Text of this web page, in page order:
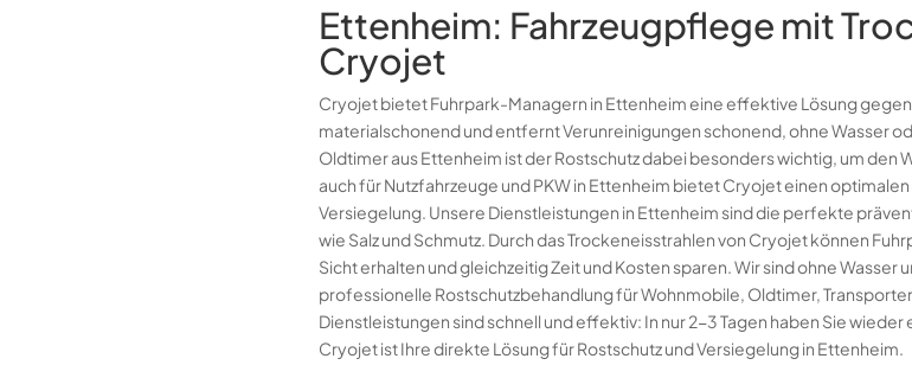
Ettenheim: Fahrzeugpflege mit
Cryojet
Cryojet bietet Fuhrpark-Managern in Ettenheim eine effektive Lösung
materialschonend und entfernt Verunreinigungen schonend, ohne Wasser
Oldtimer aus Ettenheim ist der Rostschutz dabei besonders wichtig, um den
auch für Nutzfahrzeuge und PKW in Ettenheim bietet Cryojet einen
Versiegelung. Unsere Dienstleistungen in Ettenheim sind die perfekte
wie Salz und Schmutz. Durch das Trockeneisstrahlen von Cryojet können
Sicht erhalten und gleichzeitig Zeit und Kosten sparen. Wir sind ohne
professionelle Rostschutzbehandlung für Wohnmobile, Oldtimer,
Dienstleistungen sind schnell und effektiv: In nur 2-3 Tagen haben Sie
Cryojet ist Ihre direkte Lösung für Rostschutz und Versiegelung in Ettenheim.